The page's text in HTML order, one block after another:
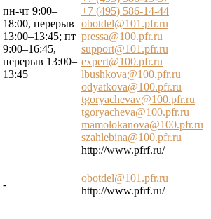
пн-чт 9:00–
18:00, перерыв
13:00–13:45; пт
9:00–16:45,
перерыв 13:00–
13:45
+7 (495) 586-14-44
obotdel@101.pfr.ru
pressa@100.pfr.ru
support@101.pfr.ru
expert@100.pfr.ru
lbushkova@100.pfr.ru
odyatkova@100.pfr.ru
tgoryachevav@100.pfr.ru
tgoryacheva@100.pfr.ru
mamolokanova@100.pfr.ru
szahlebina@100.pfr.ru
http://www.pfrf.ru/
-
obotdel@101.pfr.ru
http://www.pfrf.ru/